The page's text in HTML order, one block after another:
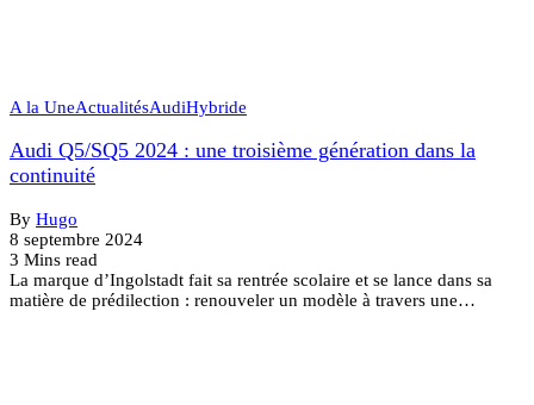
A la UneActualitésAudiHybride
Audi Q5/SQ5 2024 : une troisième génération dans la
continuité
By Hugo
8 septembre 2024
3 Mins read
La marque d’Ingolstadt fait sa rentrée scolaire et se lance dans sa
matière de prédilection : renouveler un modèle à travers une…